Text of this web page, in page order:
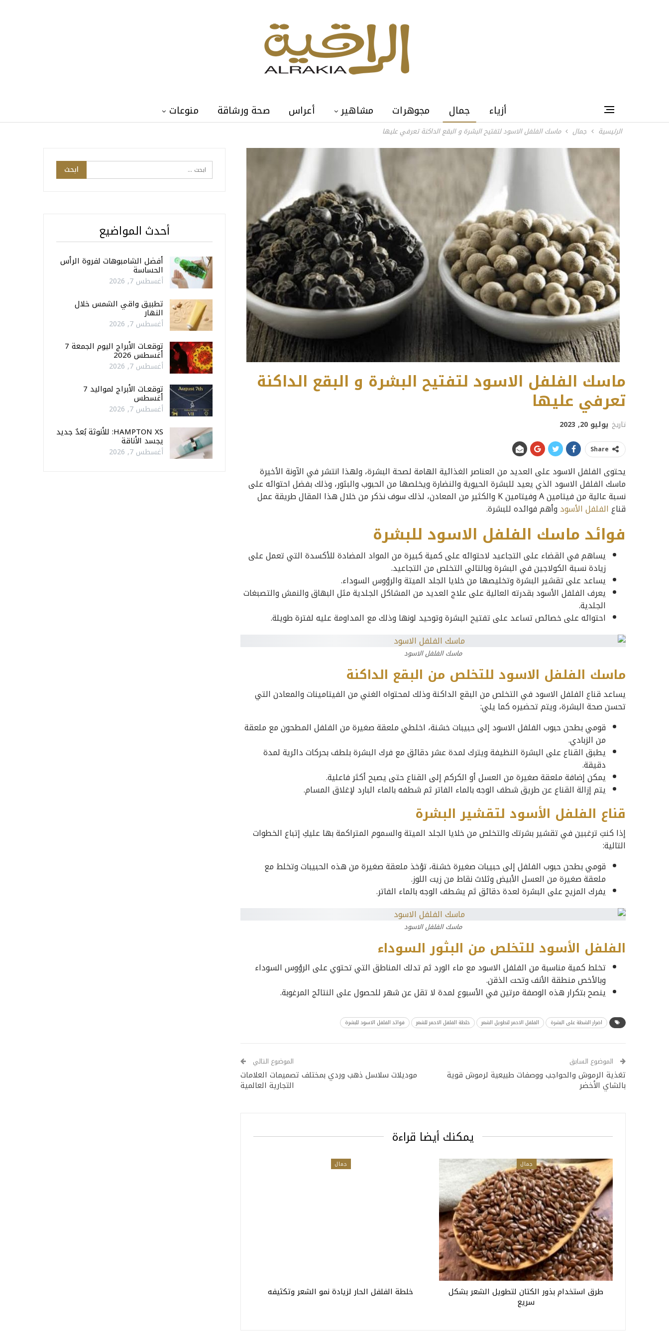
أزياء جمال مجوهرات مشاهير أعراس صحة ورشاقة منوعات
الرئيسية جمال ماسك الفلفل الاسود لتفتيح البشرة و البقع الداكنة تعرفي عليها
ماسك الفلفل الاسود لتفتيح البشرة و البقع الداكنة
تعرفي عليها
تاريخ يوليو 20, 2023
Share
يحتوى الفلفل الاسود على العديد من العناصر الغذائية الهامة لصحة البشرة، ولهذا انتشر في الآونة الأخيرة
ماسك الفلفل الاسود الذي يعيد للبشرة الحيوية والنضارة ويخلصها من الحبوب والبثور، وذلك بفضل احتوائه على
نسبة عالية من فيتامين A وفيتامين K والكثير من المعادن، لذلك سوف نذكر من خلال هذا المقال طريقة عمل
قناع الفلفل الأسود وأهم فوائده للبشرة.
فوائد ماسك الفلفل الاسود للبشرة
يساهم في القضاء على التجاعيد لاحتوائه على كمية كبيرة من المواد المضادة للأكسدة التي تعمل على
زيادة نسبة الكولاجين في البشرة وبالتالي التخلص من التجاعيد.
يساعد على تقشير البشرة وتخليصها من خلايا الجلد الميتة والرؤوس السوداء.
يعرف الفلفل الأسود بقدرته العالية على علاج العديد من المشاكل الجلدية مثل البهاق والنمش والتصبغات
الجلدية.
احتوائه على خصائص تساعد على تفتيح البشرة وتوحيد لونها وذلك مع المداومة عليه لفترة طويلة.
ماسك الفلفل الاسود
ماسك الفلفل الاسود للتخلص من البقع الداكنة
يساعد قناع الفلفل الاسود في التخلص من البقع الداكنة وذلك لمحتواه الغني من الفيتامينات والمعادن التي
تحسن صحة البشرة، ويتم تحضيره كما يلي:
قومي بطحن حبوب الفلفل الاسود إلى حبيبات خشنة، اخلطي ملعقة صغيرة من الفلفل المطحون مع ملعقة
من الزبادي.
يطبق القناع على البشرة النظيفة ويترك لمدة عشر دقائق مع فرك البشرة بلطف بحركات دائرية لمدة
دقيقة.
يمكن إضافة ملعقة صغيرة من العسل أو الكركم إلى القناع حتى يصبح أكثر فاعلية.
يتم إزالة القناع عن طريق شطف الوجه بالماء الفاتر ثم شطفه بالماء البارد لإغلاق المسام.
قناع الفلفل الأسود لتقشير البشرة
إذا كنتِ ترغبين في تقشير بشرتك والتخلص من خلايا الجلد الميتة والسموم المتراكمة بها عليكِ إتباع الخطوات
التالية:
قومي بطحن حبوب الفلفل إلى حبيبات صغيرة خشنة، تؤخذ ملعقة صغيرة من هذه الحبيبات وتخلط مع
ملعقة صغيرة من العسل الأبيض وثلاث نقاط من زيت اللوز.
يفرك المزيج على البشرة لعدة دقائق ثم يشطف الوجه بالماء الفاتر.
ماسك الفلفل الاسود
الفلفل الأسود للتخلص من البثور السوداء
تخلط كمية مناسبة من الفلفل الاسود مع ماء الورد ثم تدلك المناطق التي تحتوي على الرؤوس السوداء
وبالأخص منطقة الأنف وتحت الذقن.
ينصح بتكرار هذه الوصفة مرتين في الأسبوع لمدة لا تقل عن شهر للحصول على النتائج المرغوبة.
اضرار الشطة على البشرة الفلفل الاحمر لتطويل الشعر خلطة الفلفل الاحمر للشعر فوائد الفلفل الاسود للبشرة
الموضوع السابق
تغذية الرموش والحواجب ووصفات طبيعية لرموش قوية
بالشاي الأخضر
الموضوع التالي
موديلات سلاسل ذهب وردي بمختلف تصميمات العلامات
التجارية العالمية
يمكنك أيضا قراءة
جمال
طرق استخدام بذور الكتان لتطويل الشعر بشكل
سريع
جمال
خلطة الفلفل الحار لزيادة نمو الشعر وتكثيفه
أحدث المواضيع
أفضل الشامبوهات لفروة الرأس
الحساسة
أغسطس 7, 2026
تطبيق واقي الشمس خلال
النهار
أغسطس 7, 2026
توقعـات الأبراج اليوم الجمعة 7
أغسطس 2026
أغسطس 7, 2026
توقعـات الأبراج لمواليد 7
أغسطس
أغسطس 7, 2026
HAMPTON XS: للأنوثة بُعدٌ جديد
يجسد الأناقة
أغسطس 7, 2026